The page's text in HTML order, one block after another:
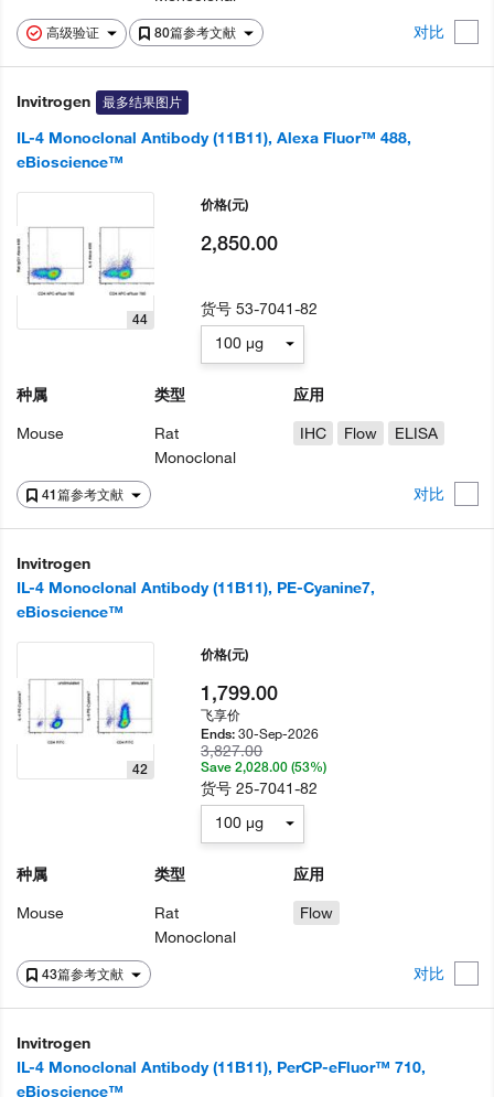
高级验证 80篇参考文献 对比
Invitrogen 最多结果图片
IL-4 Monoclonal Antibody (11B11), Alexa Fluor™ 488,
eBioscience™
41篇参考文献 对比
44
种属
Mouse
类型
Rat
Monoclonal
应用
IHC
Flow ELISA
价格(元)
2,850.00
货号53-7041-82
100 µg
Invitrogen
IL-4 Monoclonal Antibody (11B11), PE-Cyanine7,
eBioscience™
43篇参考文献 对比
42
种属
Mouse
类型
Rat
Monoclonal
应用
Flow
价格(元)
1,799.00
飞享价
Ends:30-Sep-2026
3,827.00
Save 2,028.00 (53%)
货号25-7041-82
100 µg
Invitrogen
IL-4 Monoclonal Antibody (11B11), PerCP-eFluor™ 710,
eBioscience™